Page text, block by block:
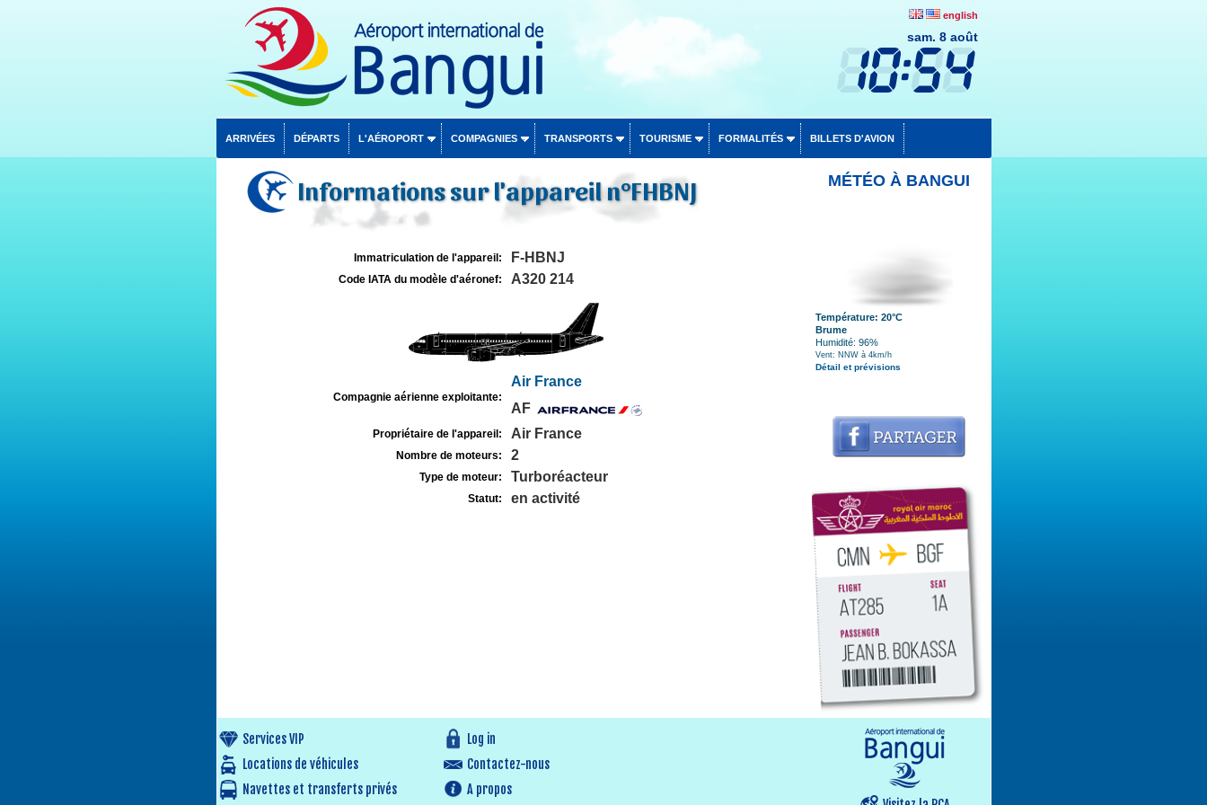
english
sam. 8 août
ARRIVÉES DÉPARTS L'AÉROPORT COMPAGNIES TRANSPORTS TOURISME FORMALITÉS BILLETS D'AVION
Informations sur l'appareil n°FHBNJ
Immatriculation de l'appareil: F-HBNJ
Code IATA du modèle d'aéronef: A320 214
Compagnie aérienne exploitante:
Air France
AF
Propriétaire de l'appareil: Air France
Nombre de moteurs: 2
Type de moteur: Turboréacteur
Statut: en activité
MÉTÉO À BANGUI
Température: 20°C
Brume
Humidité: 96%
Vent: NNW à 4km/h
Détail et prévisions
Services VIP
Locations de véhicules
Navettes et transferts privés
Log in
Contactez-nous
A propos